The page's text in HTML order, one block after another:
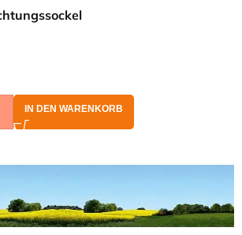
IN DEN WARENKORB